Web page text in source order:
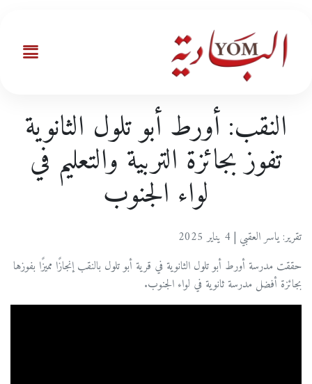
النقب: أورط أبو تلول الثانوية
تفوز بجائزة التربية والتعليم في
لواء الجنوب
تقرير: ياسر العقبي | 4 يناير 2025
حققت مدرسة أورط أبو تلول الثانوية في قرية أبو تلول بالنقب إنجازًا مميزًا بفوزها
بجائزة أفضل مدرسة ثانوية في لواء الجنوب.